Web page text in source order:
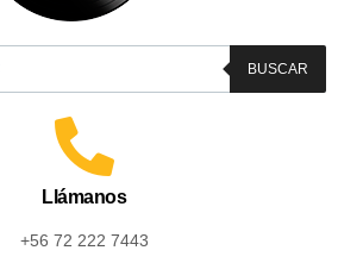
BUSCAR
Llámanos
+56 72 222 7443